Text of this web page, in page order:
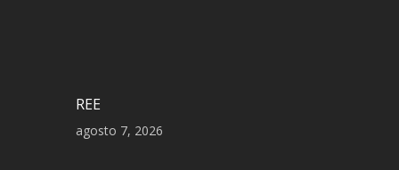
REE
agosto 7, 2026